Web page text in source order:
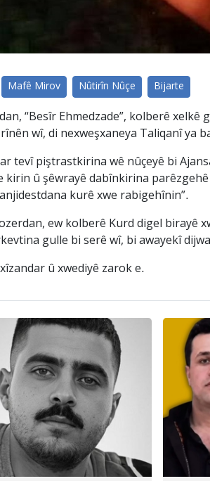
Mafê Mirov Nûtirîn Nûçe Bijarte
“Besîr Ehmedzade”, kolberê
wî, di nexweşxaneya Taliqanî ya
tevî piştrastkirina wê nûçeyê bi
kirin û şêwrayê dabînkirina
kurê xwe rabigehînin”.
ew kolberê Kurd digel birayê
gulle bi serê wî, bi awayekî
û xwediyê zarok e.